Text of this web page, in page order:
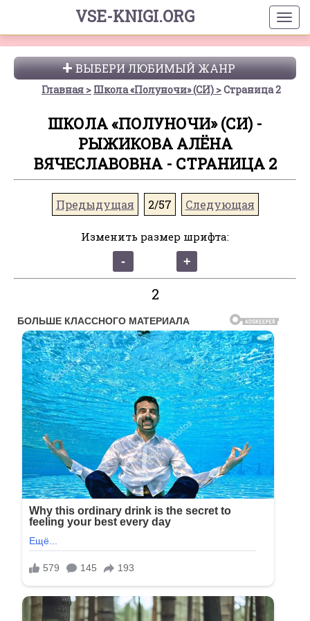
VSE-KNIGI.ORG
ВЫБЕРИ ЛЮБИМЫЙ ЖАНР
Главная Школа «Полуночи» (СИ) Страница 2
ШКОЛА «ПОЛУНОЧИ» (СИ) -
РЫЖИКОВА АЛЁНА
ВЯЧЕСЛАВОВНА - СТРАНИЦА 2
Предыдущая 2/57 Следующая
Изменить размер шрифта:
2